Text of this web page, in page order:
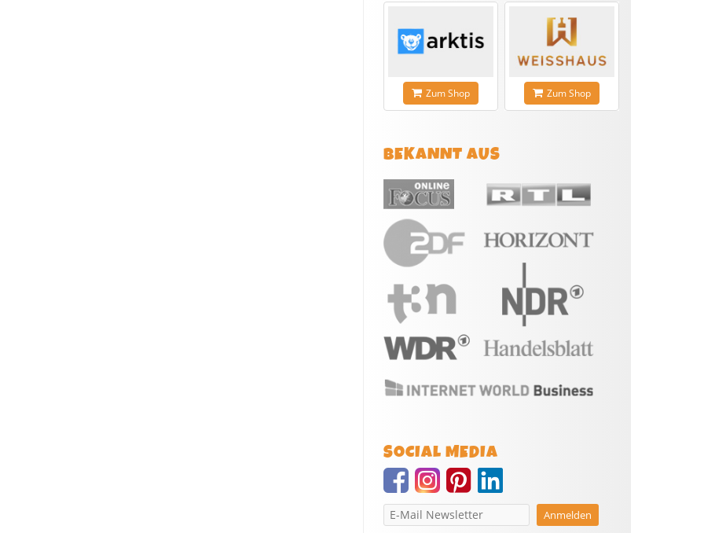
Zum Shop Zum Shop
BEKANNT AUS
SOCIAL MEDIA